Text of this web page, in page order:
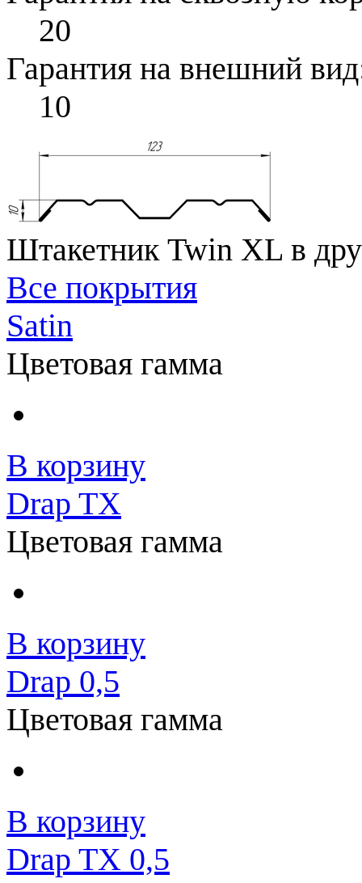
20
Гарантия на внешний
10
Штакетник Twin XL в
Все покрытия
Satin
Цветовая гамма
В корзину
Drap TX
Цветовая гамма
В корзину
Drap 0,5
Цветовая гамма
В корзину
Drap TX 0,5